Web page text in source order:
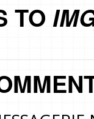
TO